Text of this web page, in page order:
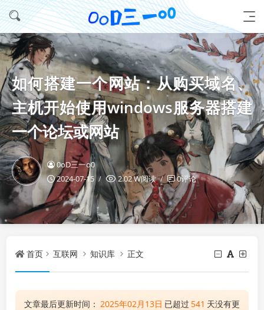
如何搭建一个网站：从购买域名、
主机开始使用windows服务器搭建
一个论坛或网站
0oD三一o0
2024-07-15
2.02 W阅读 0评论
首页 互联网 知识库 正文
文章最后更新时间： 2025年02月13日 已超过 541 天没有更